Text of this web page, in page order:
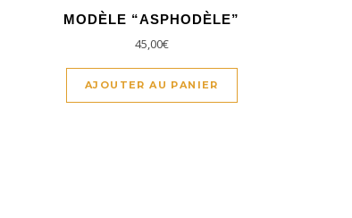
MODÈLE “ASPHODÈLE”
45,00€
AJOUTER AU PANIER